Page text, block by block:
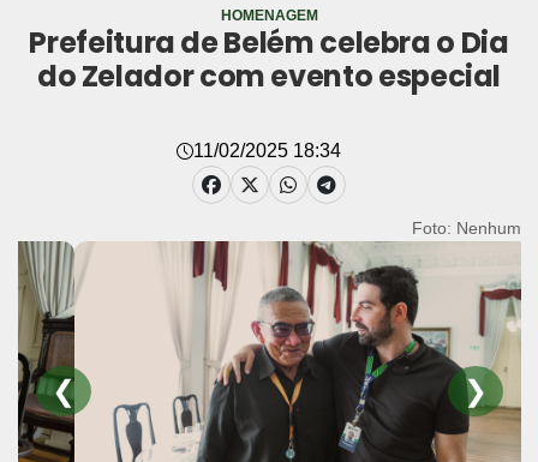
HOMENAGEM
Prefeitura de Belém celebra o Dia
do Zelador com evento especial
11/02/2025 18:34
Foto: Nenhum
❮ ❯